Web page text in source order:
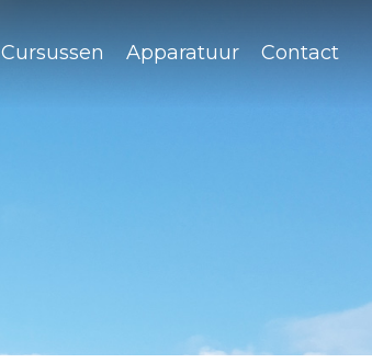
Cursussen Apparatuur Contact